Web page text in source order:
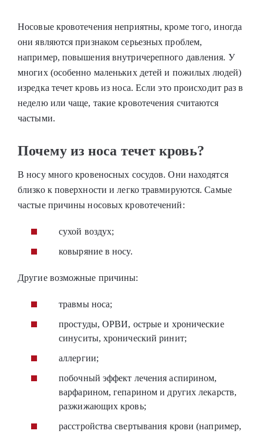
Носовые кровотечения неприятны, кроме того, иногда
они являются признаком серьезных проблем,
например, повышения внутричерепного давления. У
многих (особенно маленьких детей и пожилых людей)
изредка течет кровь из носа. Если это происходит раз в
неделю или чаще, такие кровотечения считаются
частыми.
Почему из носа течет кровь?
В носу много кровеносных сосудов. Они находятся
близко к поверхности и легко травмируются. Самые
частые причины носовых кровотечений:
сухой воздух;
ковыряние в носу.
Другие возможные причины:
травмы носа;
простуды, ОРВИ, острые и хронические
синуситы, хронический ринит;
аллергии;
побочный эффект лечения аспирином,
варфарином, гепарином и других лекарств,
разжижающих кровь;
расстройства свертывания крови (например,